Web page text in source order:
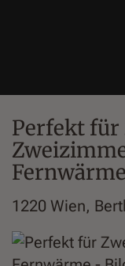
Perfekt für
Fernwärme
1220 Wien,